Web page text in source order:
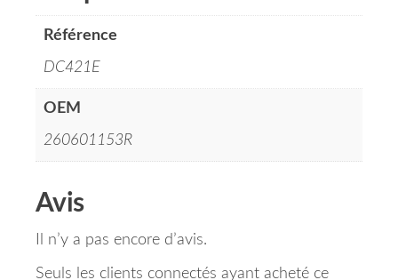
Référence
DC421E
OEM
260601153R
Avis
Il n’y a pas encore d’avis.
Seuls les clients connectés ayant acheté ce